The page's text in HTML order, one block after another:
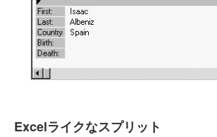
Excelライクなスプリット